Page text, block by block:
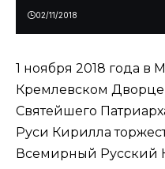
02/11/2018
1 ноября 2018 года в
Кремлевском Дворце
Святейшего
Руси Кирилла
Всемирный Русский